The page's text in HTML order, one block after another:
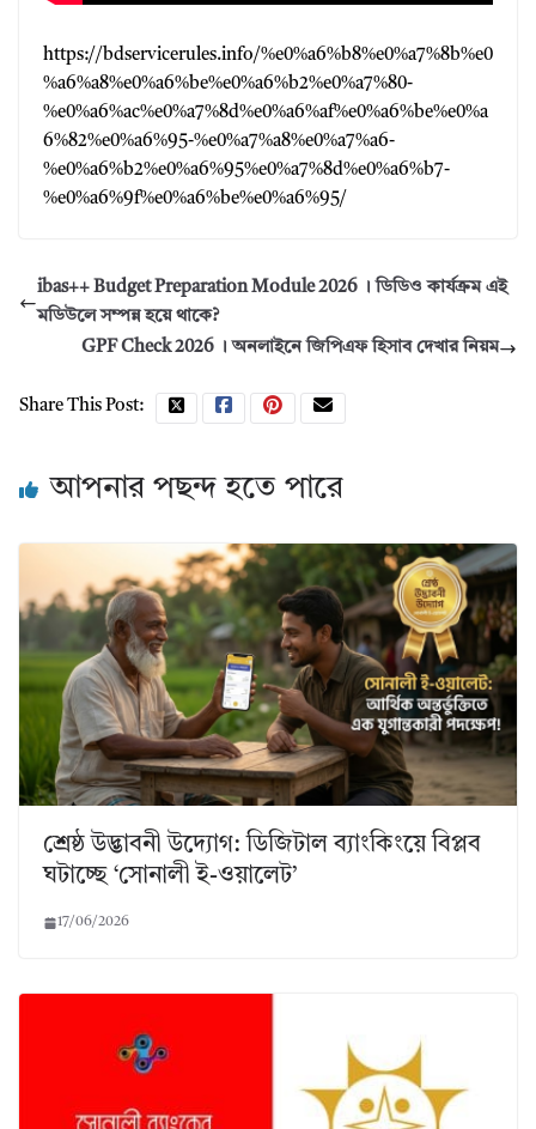
https://bdservicerules.info/%e0%a6%b8%e0%a7%8b%e0
%a6%a8%e0%a6%be%e0%a6%b2%e0%a7%80-
%e0%a6%ac%e0%a7%8d%e0%a6%af%e0%a6%be%e0%a
6%82%e0%a6%95-%e0%a7%a8%e0%a7%a6-
%e0%a6%b2%e0%a6%95%e0%a7%8d%e0%a6%b7-
%e0%a6%9f%e0%a6%be%e0%a6%95/
ibas++ Budget Preparation Module 2026 । ডিডিও কার্যক্রম এই
মডিউলে সম্পন্ন হয়ে থাকে?
GPF Check 2026 । অনলাইনে জিপিএফ হিসাব দেখার নিয়ম
Share This Post:
আপনার পছন্দ হতে পারে
শ্রেষ্ঠ উদ্ভাবনী উদ্যোগ: ডিজিটাল ব্যাংকিংয়ে বিপ্লব
ঘটাচ্ছে ‘সোনালী ই-ওয়ালেট’
17/06/2026